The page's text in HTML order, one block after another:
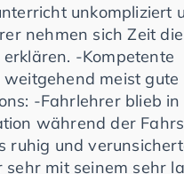
unkompliziert
nehmen sich Zeit die
-Kompetente
meist gute
-Fahrlehrer blieb in
während der
ruhig und
sehr mit seinem sehr